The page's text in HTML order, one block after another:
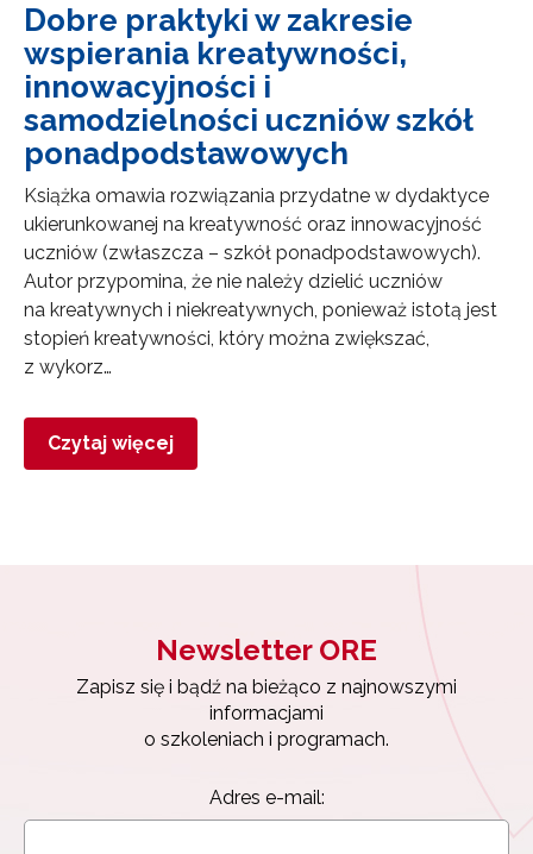
Dobre praktyki w zakresie
wspierania kreatywności,
innowacyjności i
samodzielności uczniów szkół
ponadpodstawowych
Książka omawia rozwiązania przydatne w dydaktyce
ukierunkowanej na kreatywność oraz innowacyjność
uczniów (zwłaszcza – szkół ponadpodstawowych).
Autor przypomina, że nie należy dzielić uczniów
na kreatywnych i niekreatywnych, ponieważ istotą jest
stopień kreatywności, który można zwiększać,
z wykorz…
Czytaj więcej
Newsletter ORE
Zapisz się i bądź na bieżąco z najnowszymi
informacjami
o szkoleniach i programach.
Adres e-mail:
Zapisz się i bądź na bieżąco z najnowszymi
informacjami
o szkoleniach i programach.
Adres e-mail: